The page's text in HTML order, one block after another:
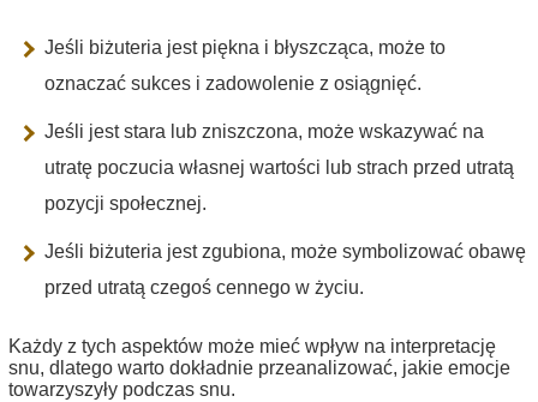
Jeśli biżuteria jest piękna i błyszcząca, może to
oznaczać sukces i zadowolenie z osiągnięć.
Jeśli jest stara lub zniszczona, może wskazywać na
utratę poczucia własnej wartości lub strach przed utratą
pozycji społecznej.
Jeśli biżuteria jest zgubiona, może symbolizować obawę
przed utratą czegoś cennego w życiu.
Każdy z tych aspektów może mieć wpływ na interpretację
snu, dlatego warto dokładnie przeanalizować, jakie emocje
towarzyszyły podczas snu.